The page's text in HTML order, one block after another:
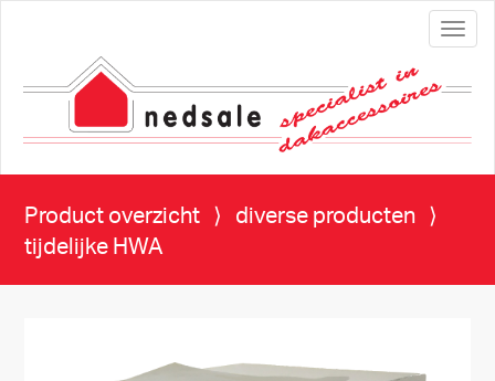
Product overzicht ⟩ diverse producten ⟩
tijdelijke HWA